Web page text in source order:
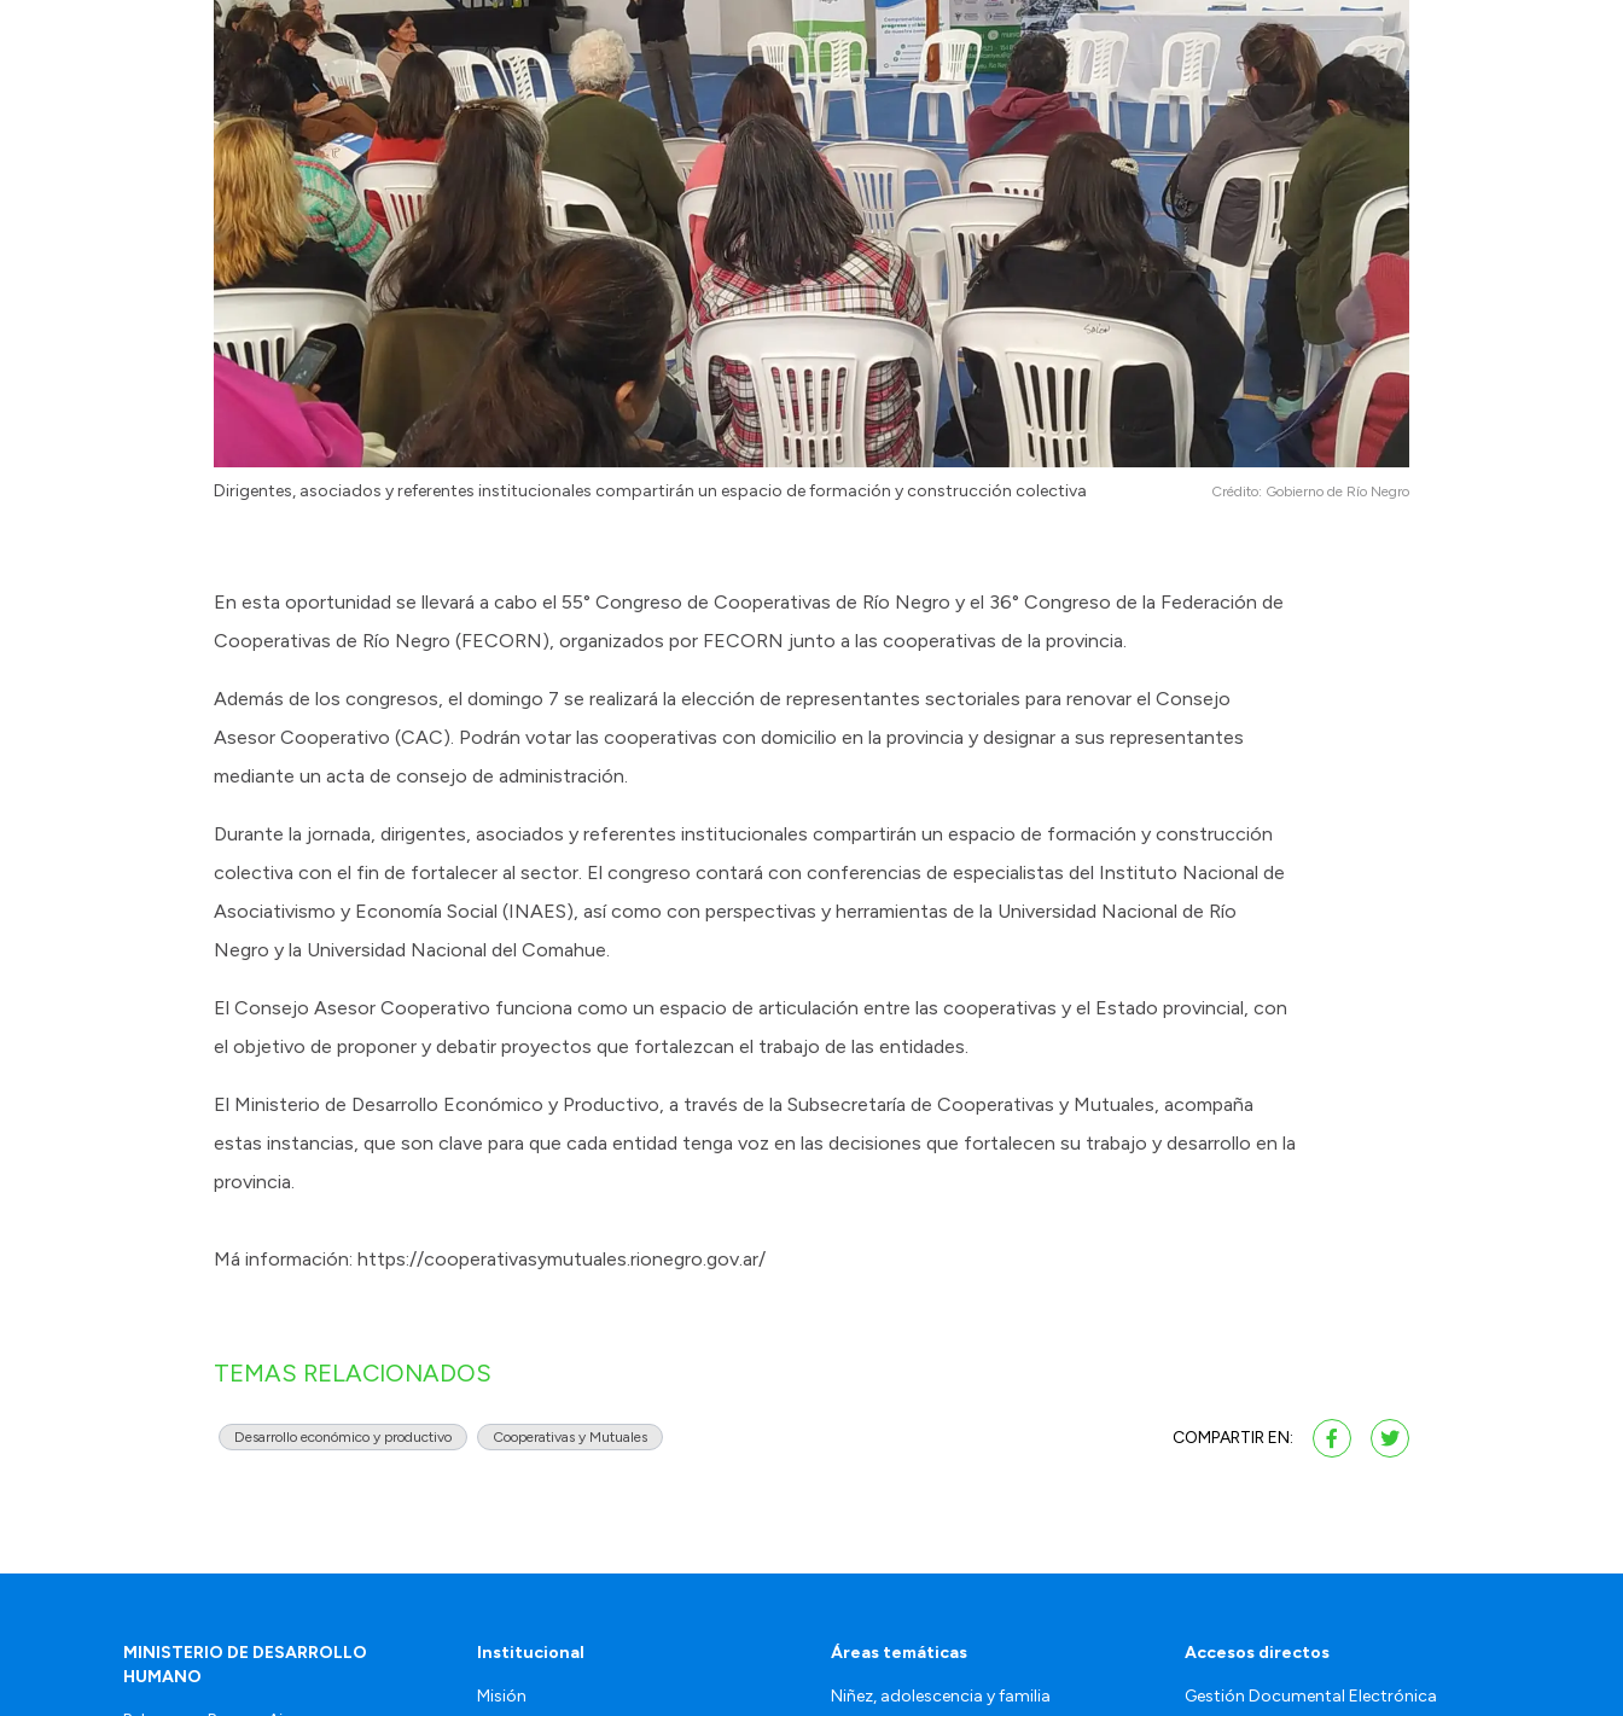
Dirigentes, asociados y referentes institucionales compartirán un espacio de formación y construcción colectiva Crédito: Gobierno de Río Negro
En esta oportunidad se llevará a cabo el 55° Congreso de Cooperativas de Río Negro y el 36° Congreso de la Federación de
Cooperativas de Río Negro (FECORN), organizados por FECORN junto a las cooperativas de la provincia.
Además de los congresos, el domingo 7 se realizará la elección de representantes sectoriales para renovar el Consejo
Asesor Cooperativo (CAC). Podrán votar las cooperativas con domicilio en la provincia y designar a sus representantes
mediante un acta de consejo de administración.
Durante la jornada, dirigentes, asociados y referentes institucionales compartirán un espacio de formación y construcción
colectiva con el fin de fortalecer al sector. El congreso contará con conferencias de especialistas del Instituto Nacional de
Asociativismo y Economía Social (INAES), así como con perspectivas y herramientas de la Universidad Nacional de Río
Negro y la Universidad Nacional del Comahue.
El Consejo Asesor Cooperativo funciona como un espacio de articulación entre las cooperativas y el Estado provincial, con
el objetivo de proponer y debatir proyectos que fortalezcan el trabajo de las entidades.
El Ministerio de Desarrollo Económico y Productivo, a través de la Subsecretaría de Cooperativas y Mutuales, acompaña
estas instancias, que son clave para que cada entidad tenga voz en las decisiones que fortalecen su trabajo y desarrollo en la
provincia.
Má información: https://cooperativasymutuales.rionegro.gov.ar/
TEMAS RELACIONADOS
Desarrollo económico y productivo Cooperativas y Mutuales COMPARTIR EN:
MINISTERIO DE DESARROLLO
HUMANO
Institucional
Misión
Áreas temáticas
Niñez, adolescencia y familia
Accesos directos
Gestión Documental Electrónica